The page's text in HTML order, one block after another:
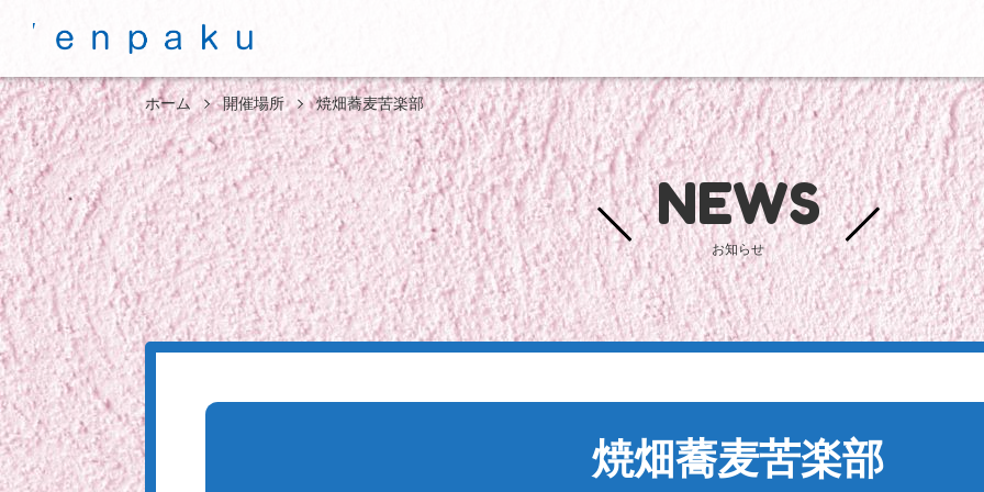
ホーム 開催場所 焼畑蕎麦苦楽部
NEWS
お知らせ
焼畑蕎麦苦楽部